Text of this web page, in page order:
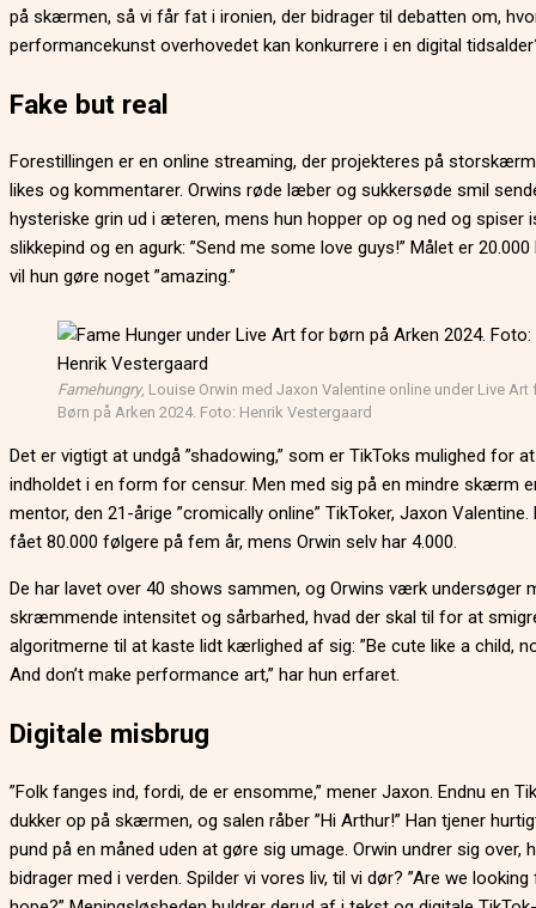
på skærmen, så vi får fat i ironien, der bidrager til debatten om,
performancekunst overhovedet kan konkurrere i en digital
Fake but real
Forestillingen er en online streaming, der projekteres på
likes og kommentarer. Orwins røde læber og sukkersøde smil
hysteriske grin ud i æteren, mens hun hopper op og ned og spiser
slikkepind og en agurk: ”Send me some love guys!” Målet er 20.000
vil hun gøre noget ”amazing.”
Famehungry, Louise Orwin med Jaxon Valentine online under Live Art
Børn på Arken 2024. Foto: Henrik Vestergaard
Det er vigtigt at undgå ”shadowing,” som er TikToks mulighed for
indholdet i en form for censur. Men med sig på en mindre skærm
mentor, den 21-årige ”cromically online” TikToker, Jaxon Valentine.
fået 80.000 følgere på fem år, mens Orwin selv har 4.000.
De har lavet over 40 shows sammen, og Orwins værk undersøger
skræmmende intensitet og sårbarhed, hvad der skal til for at
algoritmerne til at kaste lidt kærlighed af sig: ”Be cute like a child,
And don’t make performance art,” har hun erfaret.
Digitale misbrug
”Folk fanges ind, fordi, de er ensomme,” mener Jaxon. Endnu en
dukker op på skærmen, og salen råber ”Hi Arthur!” Han tjener
pund på en måned uden at gøre sig umage. Orwin undrer sig over,
bidrager med i verden. Spilder vi vores liv, til vi dør? ”Are we